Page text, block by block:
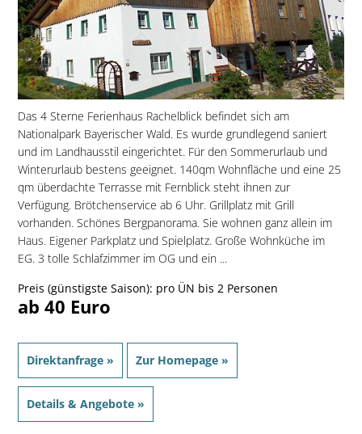
Das 4 Sterne Ferienhaus Rachelblick befindet sich am
Nationalpark Bayerischer Wald. Es wurde grundlegend saniert
und im Landhausstil eingerichtet. Für den Sommerurlaub und
Winterurlaub bestens geeignet. 140qm Wohnfläche und eine 25
qm überdachte Terrasse mit Fernblick steht ihnen zur
Verfügung. Brötchenservice ab 6 Uhr. Grillplatz mit Grill
vorhanden. Schönes Bergpanorama. Sie wohnen ganz allein im
Haus. Eigener Parkplatz und Spielplatz. Große Wohnküche im
EG. 3 tolle Schlafzimmer im OG und ein ...
Preis (günstigste Saison): pro ÜN bis 2 Personen
ab 40 Euro
Direktanfrage » Zur Homepage »
Details & Angebote »